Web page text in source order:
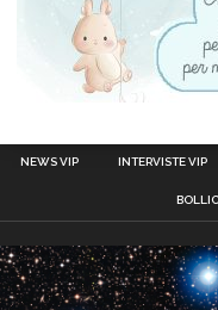
NEWS VIP INTERVISTE VIP